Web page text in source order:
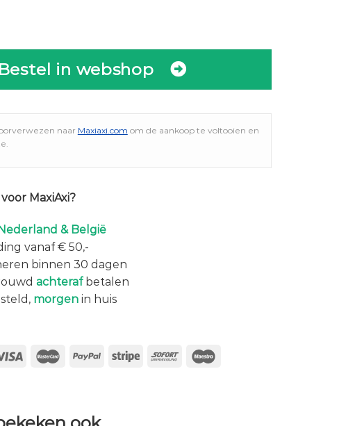
Bestel in webshop
naar Maxiaxi.com om de aankoop te voltooien en
MaxiAxi?
& België
vanaf € 50,-
binnen 30 dagen
achterafbetalen
morgenin huis